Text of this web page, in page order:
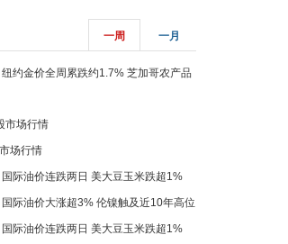
一周 一月
纽约金价全周累跌约1.7% 芝加哥农产品
市场行情
场行情
国际油价连跌两日 美大豆玉米跌超1%
国际油价大涨超3% 伦镍触及近10年高位
国际油价连跌两日 美大豆玉米跌超1%